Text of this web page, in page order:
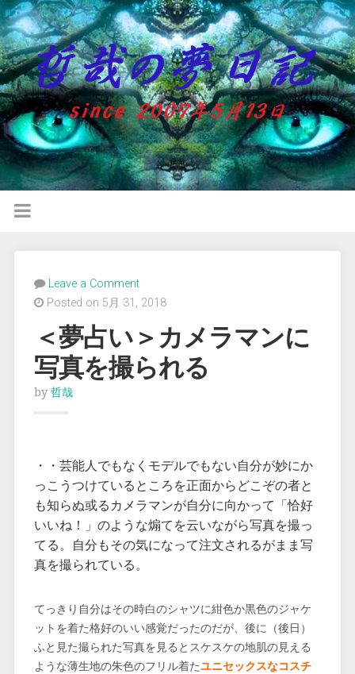
Leave a Comment
Posted on 5月 31, 2018
＜夢占い＞カメラマンに
写真を撮られる
by 哲哉
・・芸能人でもなくモデルでもない自分が妙にか
っこうつけているところを正面からどこぞの者と
も知らぬ或るカメラマンが自分に向かって「恰好
いいね！」のような煽てを云いながら写真を撮っ
てる。自分もその気になって注文されるがまま写
真を撮られている。
てっきり自分はその時白のシャツに紺色か黒色のジャケ
ットを着た格好のいい感覚だったのだが、後に（後日）
ふと見た撮られた写真を見るとスケスケの地肌の見える
ような薄生地の朱色のフリル着たユニセックスなコスチ